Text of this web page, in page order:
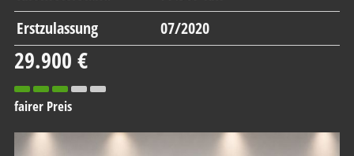
Erstzulassung
07/2020
29.900 €
fairer Preis